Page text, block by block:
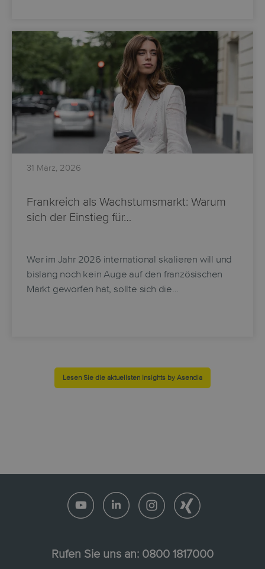
31 März, 2026
Frankreich als Wachstumsmarkt: Warum
sich der Einstieg für…
Wer im Jahr 2026 international skalieren will und
bislang noch kein Auge auf den französischen
Markt geworfen hat, sollte sich die…
Lesen Sie die aktuellsten Insights by Asendia
Rufen Sie uns an: 0800 1817000